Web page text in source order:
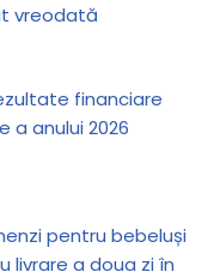
vreodată
financiare
a anului 2026
pentru bebeluși
livrare a doua zi în